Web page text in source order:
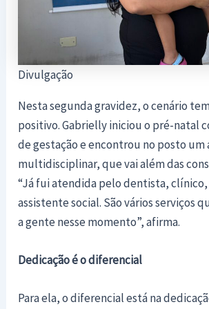
Divulgação
Nesta segunda gravidez, o cenário
positivo. Gabrielly iniciou o pré-natal
de gestação e encontrou no posto
multidisciplinar, que vai além das
“Já fui atendida pelo dentista,
assistente social. São vários serviços
a gente nesse momento”, afirma.
Dedicação é o diferencial
Para ela, o diferencial está na